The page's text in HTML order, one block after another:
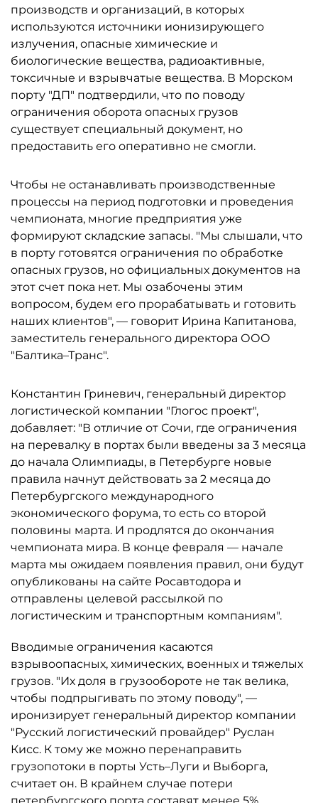
производств и организаций, в которых
используются источники ионизирующего
излучения, опасные химические и
биологические вещества, радиоактивные,
токсичные и взрывчатые вещества. В Морском
порту "ДП" подтвердили, что по поводу
ограничения оборота опасных грузов
существует специальный документ, но
предоставить его оперативно не смогли.
Чтобы не останавливать производственные
процессы на период подготовки и проведения
чемпионата, многие предприятия уже
формируют складские запасы. "Мы слышали, что
в порту готовятся ограничения по обработке
опасных грузов, но официальных документов на
этот счет пока нет. Мы озабочены этим
вопросом, будем его прорабатывать и готовить
наших клиентов", — говорит Ирина Капитанова,
заместитель генерального директора ООО
"Балтика–Транс".
Константин Гриневич, генеральный директор
логистической компании "Глогос проект",
добавляет: "В отличие от Сочи, где ограничения
на перевалку в портах были введены за 3 месяца
до начала Олимпиады, в Петербурге новые
правила начнут действовать за 2 месяца до
Петербургского международного
экономического форума, то есть со второй
половины марта. И продлятся до окончания
чемпионата мира. В конце февраля — начале
марта мы ожидаем появления правил, они будут
опубликованы на сайте Росавтодора и
отправлены целевой рассылкой по
логистическим и транспортным компаниям".
Вводимые ограничения касаются
взрывоопасных, химических, военных и тяжелых
грузов. "Их доля в грузообороте не так велика,
чтобы подпрыгивать по этому поводу", —
иронизирует генеральный директор компании
"Русский логистический провайдер" Руслан
Кисс. К тому же можно перенаправить
грузопотоки в порты Усть–Луги и Выборга,
считает он. В крайнем случае потери